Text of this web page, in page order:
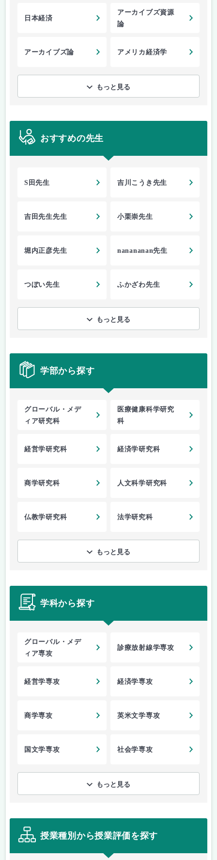
日本経済
アーカイブズ資源
論
アーカイブズ論 アメリカ経済学
もっと見る
おすすめの先生
S田先生 吉川こうき先生
吉田先生先生 小栗崇先生
堀内正彦先生 nanananan先生
つぼい先生 ふかざわ先生
もっと見る
学部から探す
グローバル・メデ
ィア研究科
医療健康科学研究
科
経営学研究科 経済学研究科
商学研究科 人文科学研究科
仏教学研究科 法学研究科
もっと見る
学科から探す
グローバル・メデ
ィア専攻
診療放射線学専攻
経営学専攻 経済学専攻
商学専攻 英米文学専攻
国文学専攻 社会学専攻
もっと見る
授業種別から授業評価を探す